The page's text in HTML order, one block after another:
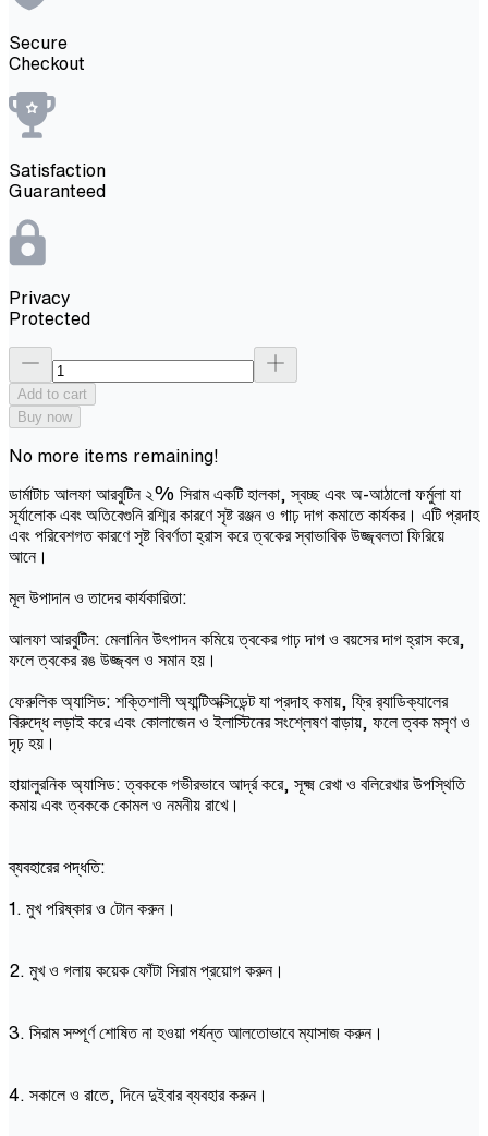
Secure
Checkout
Satisfaction
Guaranteed
Privacy
Protected
Add to cart
Buy now
No more items remaining!
ডার্মাটাচ আলফা আরবুটিন ২% সিরাম একটি হালকা, স্বচ্ছ এবং অ-আঠালো ফর্মুলা যা
সূর্যালোক এবং অতিবেগুনি রশ্মির কারণে সৃষ্ট রঞ্জন ও গাঢ় দাগ কমাতে কার্যকর। এটি প্রদাহ
এবং পরিবেশগত কারণে সৃষ্ট বিবর্ণতা হ্রাস করে ত্বকের স্বাভাবিক উজ্জ্বলতা ফিরিয়ে
আনে।
মূল উপাদান ও তাদের কার্যকারিতা:
আলফা আরবুটিন: মেলানিন উৎপাদন কমিয়ে ত্বকের গাঢ় দাগ ও বয়সের দাগ হ্রাস করে,
ফলে ত্বকের রঙ উজ্জ্বল ও সমান হয়।
ফেরুলিক অ্যাসিড: শক্তিশালী অ্যান্টিঅক্সিডেন্ট যা প্রদাহ কমায়, ফ্রি র‌্যাডিক্যালের
বিরুদ্ধে লড়াই করে এবং কোলাজেন ও ইলাস্টিনের সংশ্লেষণ বাড়ায়, ফলে ত্বক মসৃণ ও
দৃঢ় হয়।
হায়ালুরনিক অ্যাসিড: ত্বককে গভীরভাবে আর্দ্র করে, সূক্ষ্ম রেখা ও বলিরেখার উপস্থিতি
কমায় এবং ত্বককে কোমল ও নমনীয় রাখে।
ব্যবহারের পদ্ধতি:
1. মুখ পরিষ্কার ও টোন করুন।
2. মুখ ও গলায় কয়েক ফোঁটা সিরাম প্রয়োগ করুন।
3. সিরাম সম্পূর্ণ শোষিত না হওয়া পর্যন্ত আলতোভাবে ম্যাসাজ করুন।
4. সকালে ও রাতে, দিনে দুইবার ব্যবহার করুন।